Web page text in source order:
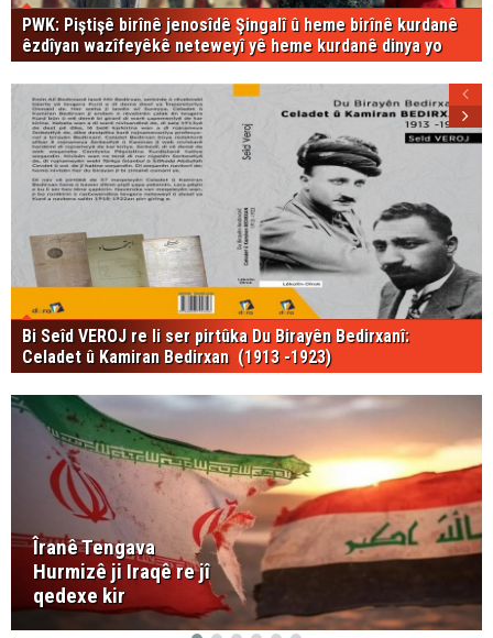
PWK: Piştişê birînê jenosîdê Şingalî û heme birînê kurdanê
êzdîyan wazîfeyêkê neteweyî yê heme kurdanê dinya yo
Bi Seîd VEROJ re li ser pirtûka Du Birayên Bedirxanî:
Celadet û Kamiran Bedirxan (1913 -1923)
Îranê Tengava
Hurmizê ji Iraqê re jî
qedexe kir